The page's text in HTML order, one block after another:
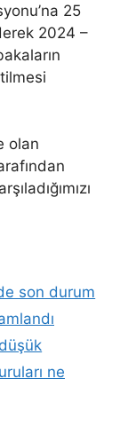
25
2024 –
olan
son durum
ne